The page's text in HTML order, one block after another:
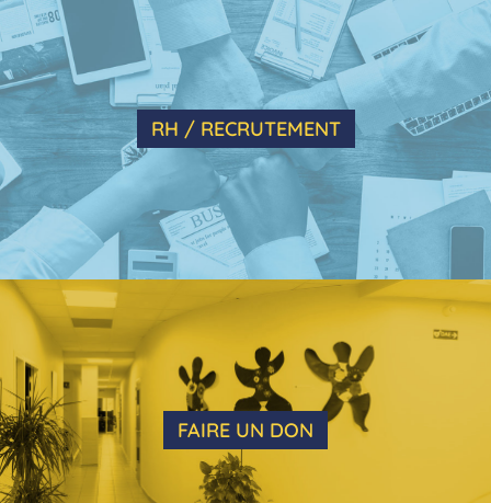
RH / RECRUTEMENT
FAIRE UN DON